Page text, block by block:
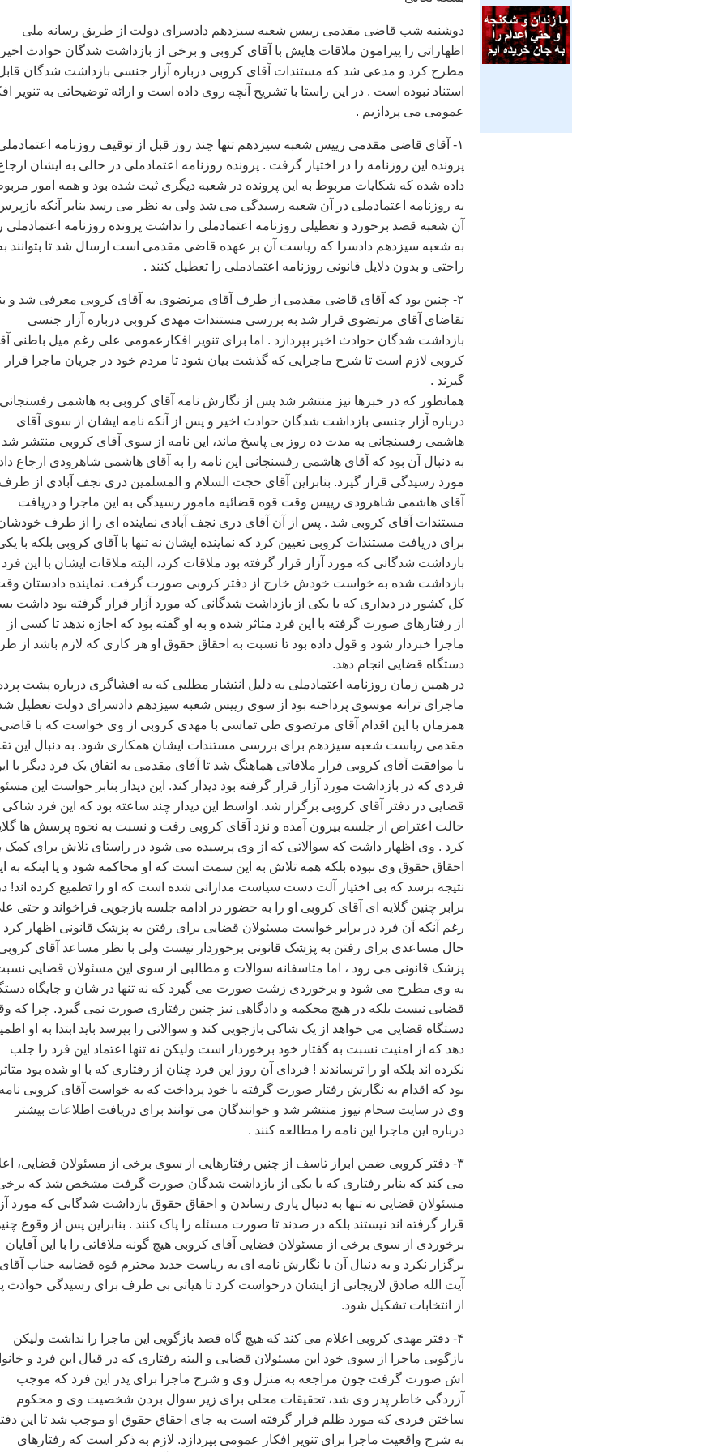
دوشنبه شب قاضی مقدمی رييس شعبه سيزدهم دادسرای دولت از طريق رسانه ملی
اظهاراتی را پيرامون ملاقات هايش با آقای کروبی و برخی از بازداشت شدگان حوادث اخير
مطرح کرد و مدعی شد که مستندات آقای کروبی درباره آزار جنسی بازداشت شدگان
استناد نبوده است . در اين راستا با تشريح آنچه روی داده است و ارائه توضيحاتی به تنوير
عمومی می پردازيم .
۱- آقای قاضی مقدمی رييس شعبه سيزدهم تنها چند روز قبل از توقيف روزنامه
پرونده اين روزنامه را در اختيار گرفت . پرونده روزنامه اعتمادملی در حالی به ايشان
داده شده که شکايات مربوط به اين پرونده در شعبه ديگری ثبت شده بود و همه امور
به روزنامه اعتمادملی در آن شعبه رسيدگی می شد ولی به نظر می رسد بنابر آنکه
آن شعبه قصد برخورد و تعطيلی روزنامه اعتمادملی را نداشت پرونده روزنامه اعتمادملی را
به شعبه سيزدهم دادسرا که رياست آن بر عهده قاضی مقدمی است ارسال شد تا بتوانند
راحتی و بدون دلايل قانونی روزنامه اعتمادملی را تعطيل کنند .
۲- چنين بود که آقای قاضی مقدمی از طرف آقای مرتضوی به آقای کروبی معرفی شد و
تقاضای آقای مرتضوی قرار شد به بررسی مستندات مهدی کروبی درباره آزار جنسی
بازداشت شدگان حوادث اخير بپردازد . اما برای تنوير افکارعمومی علی رغم ميل باطنی
کروبی لازم است تا شرح ماجرايی که گذشت بيان شود تا مردم خود در جريان ماجرا قرار
گيرند .
همانطور که در خبرها نيز منتشر شد پس از نگارش نامه آقای کروبی به هاشمی رفسنجانی
درباره آزار جنسی بازداشت شدگان حوادث اخير و پس از آنکه نامه ايشان از سوی آقای
هاشمی رفسنجانی به مدت ده روز بی پاسخ ماند، اين نامه از سوی آقای کروبی منتشر شد
به دنبال آن بود که آقای هاشمی رفسنجانی اين نامه را به آقای هاشمی شاهرودی ارجاع داد
مورد رسيدگی قرار گيرد. بنابراين آقای حجت السلام و المسلمين دری نجف آبادی از طرف
آقای هاشمی شاهرودی رييس وقت قوه قضائيه مامور رسيدگی به اين ماجرا و دريافت
مستندات آقای کروبی شد . پس از آن آقای دری نجف آبادی نماينده ای را از طرف
برای دريافت مستندات کروبی تعيين کرد که نماينده ايشان نه تنها با آقای کروبی بلکه با
بازداشت شدگانی که مورد آزار قرار گرفته بود ملاقات کرد، البته ملاقات ايشان با اين فرد
بازداشت شده به خواست خودش خارج از دفتر کروبی صورت گرفت. نماينده دادستان
کل کشور در ديداری که با يکی از بازداشت شدگانی که مورد آزار قرار گرفته بود داشت
از رفتارهای صورت گرفته با اين فرد متاثر شده و به او گفته بود که اجازه ندهد تا کسی از
ماجرا خبردار شود و قول داده بود تا نسبت به احقاق حقوق او هر کاری که لازم باشد از
دستگاه قضايی انجام دهد.
در همين زمان روزنامه اعتمادملی به دليل انتشار مطلبی که به افشاگری درباره پشت
ماجرای ترانه موسوی پرداخته بود از سوی رييس شعبه سيزدهم دادسرای دولت تعطيل
همزمان با اين اقدام آقای مرتضوی طی تماسی با مهدی کروبی از وی خواست که با قاضی
مقدمی رياست شعبه سيزدهم برای بررسی مستندات ايشان همکاری شود. به دنبال اين
با موافقت آقای کروبی قرار ملاقاتی هماهنگ شد تا آقای مقدمی به اتفاق يک فرد ديگر با
فردی که در بازداشت مورد آزار قرار گرفته بود ديدار کند. اين ديدار بنابر خواست اين
قضايی در دفتر آقای کروبی برگزار شد. اواسط اين ديدار چند ساعته بود که اين فرد شاکی
حالت اعتراض از جلسه بيرون آمده و نزد آقای کروبی رفت و نسبت به نحوه پرسش ها
کرد . وی اظهار داشت که سوالاتی که از وی پرسيده می شود در راستای تلاش برای کمک
احقاق حقوق وی نبوده بلکه همه تلاش به اين سمت است که او محاکمه شود و يا اينکه به
نتيجه برسد که بی اختيار آلت دست سياست مدارانی شده است که او را تطميع کرده اند! در
برابر چنين گلايه ای آقای کروبی او را به حضور در ادامه جلسه بازجويی فراخواند و حتی
رغم آنکه آن فرد در برابر خواست مسئولان قضايی برای رفتن به پزشک قانونی اظهار کرد
حال مساعدی برای رفتن به پزشک قانونی برخوردار نيست ولی با نظر مساعد آقای
پزشک قانونی می رود ، اما متاسفانه سوالات و مطالبی از سوی اين مسئولان قضايی
به وی مطرح می شود و برخوردی زشت صورت می گيرد که نه تنها در شان و جايگاه
قضايی نيست بلکه در هيچ محکمه و دادگاهی نيز چنين رفتاری صورت نمی گيرد. چرا که
دستگاه قضايی می خواهد از يک شاکی بازجويی کند و سوالاتی را بپرسد بايد ابتدا به او
دهد که از امنيت نسبت به گفتار خود برخوردار است وليکن نه تنها اعتماد اين فرد را جلب
نکرده اند بلکه او را ترساندند ! فردای آن روز اين فرد چنان از رفتاری که با او شده بود متاثر
بود که اقدام به نگارش رفتار صورت گرفته با خود پرداخت که به خواست آقای کروبی نامه
وی در سايت سحام نيوز منتشر شد و خوانندگان می توانند برای دريافت اطلاعات بيشتر
درباره اين ماجرا اين نامه را مطالعه کنند .
۳- دفتر کروبی ضمن ابراز تاسف از چنين رفتارهايی از سوی برخی از مسئولان قضايی،
می کند که بنابر رفتاری که با يکی از بازداشت شدگان صورت گرفت مشخص شد که برخی
مسئولان قضايی نه تنها به دنبال ياری رساندن و احقاق حقوق بازداشت شدگانی که مورد
قرار گرفته اند نيستند بلکه در صدند تا صورت مسئله را پاک کنند . بنابراين پس از وقوع
برخوردی از سوی برخی از مسئولان قضايی آقای کروبی هيچ گونه ملاقاتی را با اين آقايان
برگزار نکرد و به دنبال آن با نگارش نامه ای به رياست جديد محترم قوه قضاييه جناب آقای
آيت الله صادق لاريجانی از ايشان درخواست کرد تا هياتی بی طرف برای رسيدگی
از انتخابات تشکيل شود.
۴- دفتر مهدی کروبی اعلام می کند که هيچ گاه قصد بازگويی اين ماجرا را نداشت وليکن
بازگويی ماجرا از سوی خود اين مسئولان قضايی و البته رفتاری که در قبال اين فرد و
اش صورت گرفت چون مراجعه به منزل وی و شرح ماجرا برای پدر اين فرد که موجب
آزردگی خاطر پدر وی شد، تحقيقات محلی برای زير سوال بردن شخصيت وی و محکوم
ساختن فردی که مورد ظلم قرار گرفته است به جای احقاق حقوق او موجب شد تا اين
به شرح واقعيت ماجرا برای تنوير افکار عمومی بپردازد. لازم به ذکر است که رفتارهای